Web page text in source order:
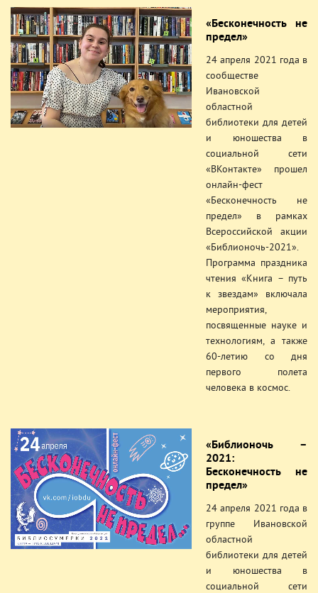
«Бесконечность не
предел»
24 апреля 2021 года в
сообществе
Ивановской
областной
библиотеки для детей
и юношества в
социальной сети
«ВКонтакте» прошел
онлайн-фест
«Бесконечность не
предел» в рамках
Всероссийской акции
«Библионочь-2021».
Программа праздника
чтения «Книга – путь
к звездам» включала
мероприятия,
посвященные науке и
технологиям, а также
60-летию со дня
первого полета
человека в космос.
«Библионочь –
2021:
Бесконечность не
предел»
24 апреля 2021 года в
группе Ивановской
областной
библиотеки для детей
и юношества в
социальной сети